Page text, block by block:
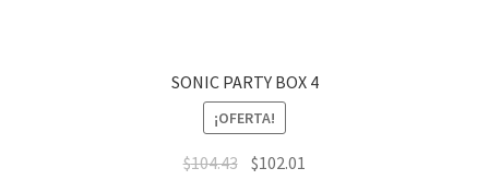
SONIC PARTY BOX 4
¡OFERTA!
$104.43 $102.01